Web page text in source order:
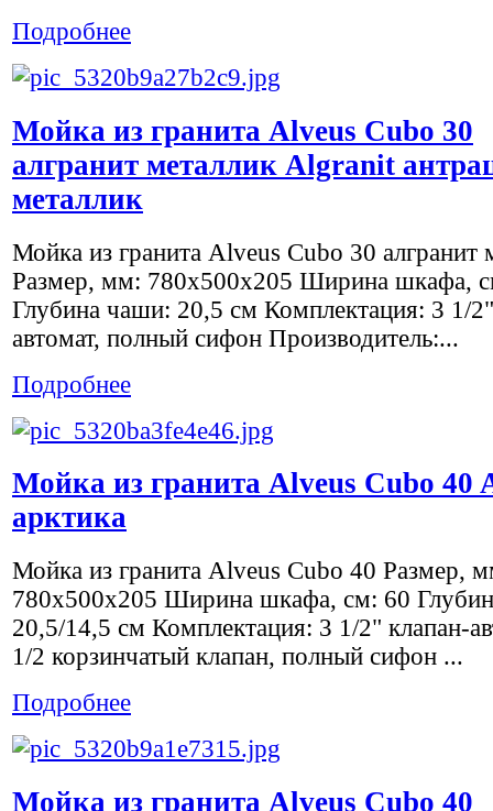
Подробнее
Мойка из гранита Alveus Cubo 30
алгранит металлик Algranit
металлик
Мойка из гранита Alveus Cubo 30 алгранит
Размер, мм: 780x500х205 Ширина шкафа,
Глубина чаши: 20,5 см Комплектация: 3 1/
автомат, полный сифон Производитель:...
Подробнее
Мойка из гранита Alveus Cubo 40
арктика
Мойка из гранита Alveus Cubo 40 Размер,
780x500х205 Ширина шкафа, см: 60
20,5/14,5 см Комплектация: 3 1/2" клапан-
1/2 корзинчатый клапан, полный сифон ...
Подробнее
Мойка из гранита Alveus Cubo 40